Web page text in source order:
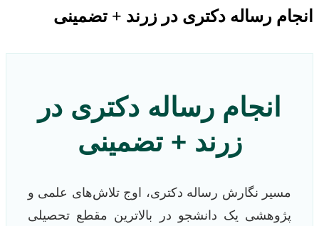
انجام رساله دکتری در زرند + تضمینی
انجام رساله دکتری در
زرند + تضمینی
مسیر نگارش رساله دکتری، اوج تلاش‌های علمی و
پژوهشی یک دانشجو در بالاترین مقطع تحصیلی